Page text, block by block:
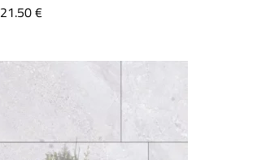
21.50€Plage
à
21.50 €